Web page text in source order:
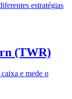
estratégias
(TWR)
e mede o